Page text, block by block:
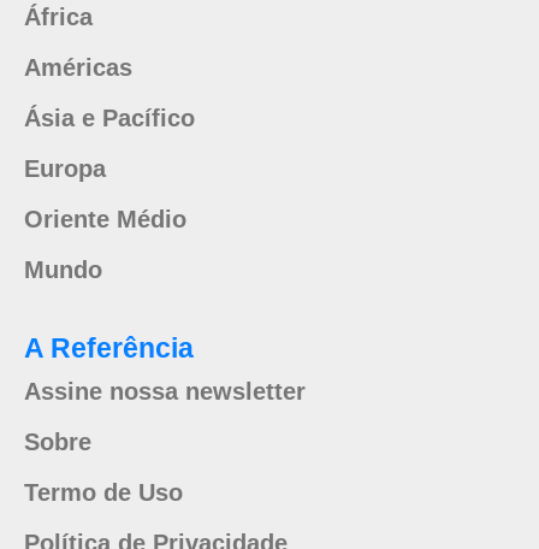
África
Américas
Ásia e Pacífico
Europa
Oriente Médio
Mundo
A Referência
Assine nossa newsletter
Sobre
Termo de Uso
Política de Privacidade